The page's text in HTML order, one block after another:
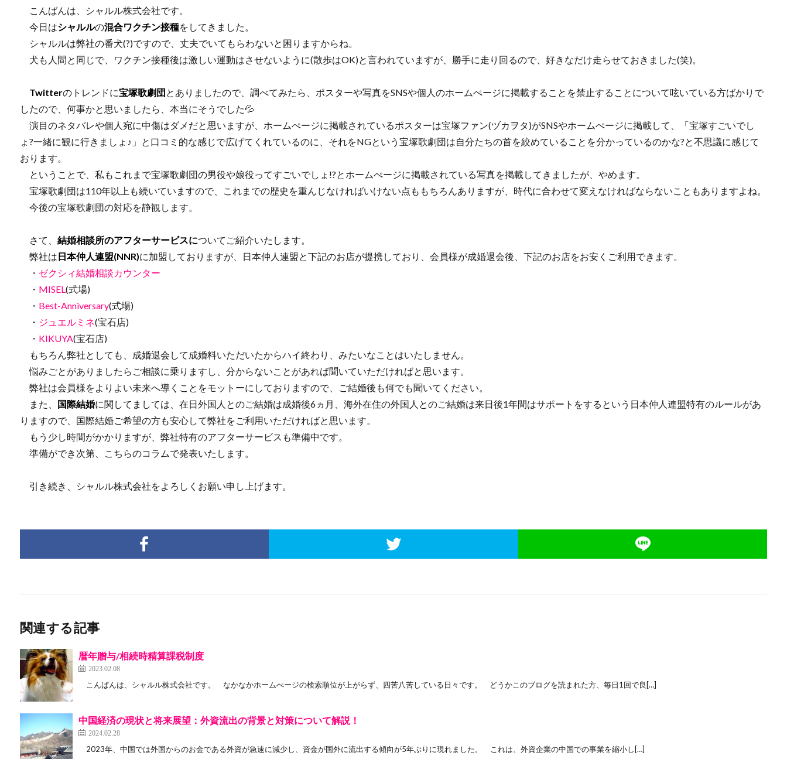
こんばんは、シャルル株式会社です。
今日はシャルルの混合ワクチン接種をしてきました。
シャルルは弊社の番犬(?)ですので、丈夫でいてもらわないと困りますからね。
犬も人間と同じで、ワクチン接種後は激しい運動はさせないように(散歩はOK)と言われていますが、勝手に走り回るので、好きなだけ走らせておきました(笑)。
Twitterのトレンドに宝塚歌劇団 とありましたので、調べてみたら、ポスターや写真をSNSや個人のホームぺージに掲載することを禁止することについて呟いている方ばかりで
したので、何事かと思いましたら、本当にそうでした💦
演目のネタバレや個人宛に中傷はダメだと思いますが、ホームぺージに掲載されているポスターは宝塚ファン(ヅカヲタ)がSNSやホームぺージに掲載して、「宝塚すごいでし
ょ?一緒に観に行きましょ♪」と口コミ的な感じで広げてくれているのに、それをNGという宝塚歌劇団は自分たちの首を絞めていることを分かっているのかな?と不思議に感じて
おります。
ということで、私もこれまで宝塚歌劇団の男役や娘役ってすごいでしょ!?とホームぺージに掲載されている写真を掲載してきましたが、やめます。
宝塚歌劇団は110年以上も続いていますので、これまでの歴史を重んじなければいけない点ももちろんありますが、時代に合わせて変えなければならないこともありますよね。
今後の宝塚歌劇団の対応を静観します。
さて、 結婚相談所のアフターサービスについてご紹介いたします。
弊社は 日本仲人連盟(NNR)に加盟しておりますが、日本仲人連盟と下記のお店が提携しており、会員様が成婚退会後、下記のお店をお安くご利用できます。
・ ゼクシィ結婚相談カウンター
・ MISEL(式場)
・ Best-Anniversary(式場)
・ ジュエルミネ(宝石店)
・ KIKUYA(宝石店)
もちろん弊社としても、成婚退会して成婚料いただいたからハイ終わり、みたいなことはいたしません。
悩みごとがありましたらご相談に乗りますし、分からないことがあれば聞いていただければと思います。
弊社は会員様をよりよい未来へ導くことをモットーにしておりますので、ご結婚後も何でも聞いてください。
また、
国際結婚に関してましては、在日外国人とのご結婚は成婚後6ヵ月、海外在住の外国人とのご結婚は来日後1年間はサポートをするという日本仲人連盟特有のルールがあ
りますので、国際結婚ご希望の方も安心して弊社をご利用いただければと思います。
もう少し時間がかかりますが、弊社特有のアフターサービスも準備中です。
準備ができ次第、こちらのコラムで発表いたします。
引き続き、シャルル株式会社をよろしくお願い申し上げます。
関連する記事
暦年贈与/相続時精算課税制度
2023.02.08
こんばんは、シャルル株式会社です。 なかなかホームぺージの検索順位が上がらず、四苦八苦している日々です。 どうかこのブログを読まれた方、毎日1回で良[…]
中国経済の現状と将来展望：外資流出の背景と対策について解説！
2024.02.28
2023年、中国では外国からのお金である外資が急速に減少し、資金が国外に流出する傾向が5年ぶりに現れました。 これは、外資企業の中国での事業を縮小し[…]